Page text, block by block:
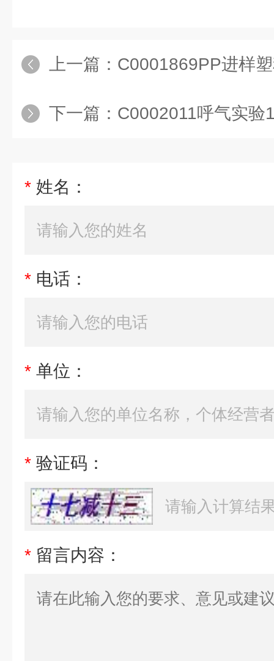
上一篇： C0001869PP进样塑料样品瓶
下一篇： C0002011呼气实验12mL采气
* 姓名：
* 电话：
* 单位：
* 验证码：
* 留言内容：